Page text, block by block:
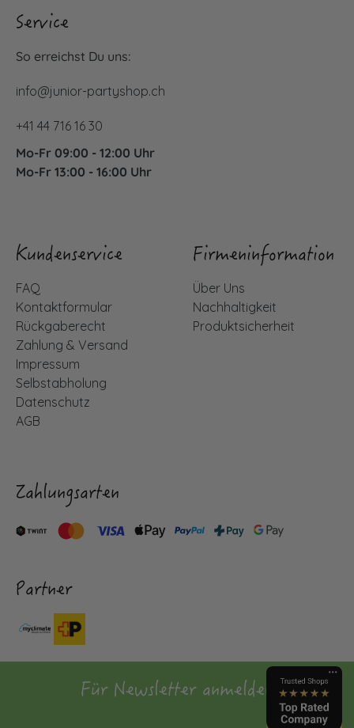
Service
So erreichst Du uns:
info@junior-partyshop.ch
+41 44 716 16 30
Mo-Fr 09:00 - 12:00 Uhr
Mo-Fr 13:00 - 16:00 Uhr
Kundenservice
FAQ
Kontaktformular
Rückgaberecht
Zahlung & Versand
Impressum
Selbstabholung
Datenschutz
AGB
Firmeninformation
Über Uns
Nachhaltigkeit
Produktsicherheit
Zahlungsarten
Partner
Für Newsletter anmelden